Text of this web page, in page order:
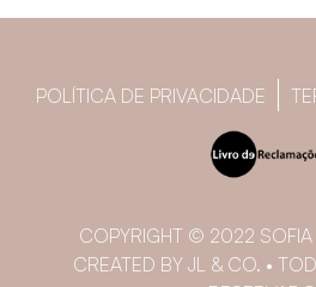
POLÍTICA DE PRIVACIDADE
COPYRIGHT © 2022 SOFIA
CREATED BY JL & CO. •